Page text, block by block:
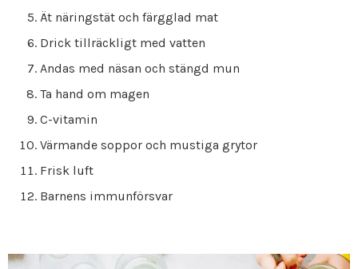
Ät näringstät och färgglad mat
Drick tillräckligt med vatten
Andas med näsan och stängd mun
Ta hand om magen
C-vitamin
Värmande soppor och mustiga grytor
Frisk luft
Barnens immunförsvar